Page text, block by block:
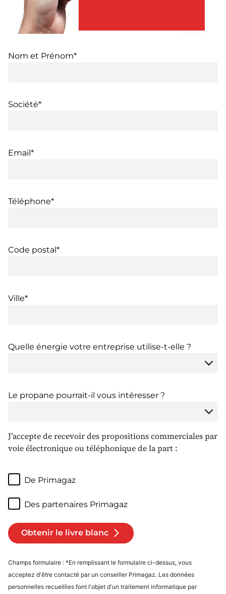
Nom et Prénom*
Société*
Email*
Téléphone*
Code postal*
Ville*
Quelle énergie votre entreprise utilise-t-elle ?
Le propane pourrait-il vous intéresser ?
J’accepte de recevoir des propositions commerciales par
voie électronique ou téléphonique de la part :
De Primagaz
Des partenaires Primagaz
Obtenir le livre blanc
Champs formulaire : *En remplissant le formulaire ci-dessus, vous
acceptez d'être contacté par un conseiller Primagaz. Les données
personnelles recueillies font l'objet d'un traitement informatique par